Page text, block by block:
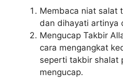
Membaca niat salat
dan dihayati artinya
Mengucap Takbir
cara mengangkat
seperti takbir shalat
mengucap.